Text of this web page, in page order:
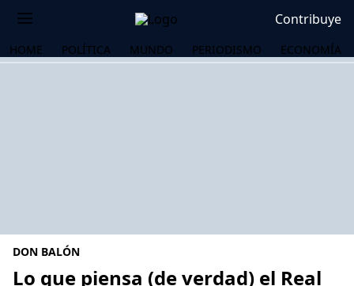
Contribuye
HOME POLÍTICA MUNDO PERIODISMO ECONOMÍA
DON BALÓN
Lo que piensa (de verdad) el Real